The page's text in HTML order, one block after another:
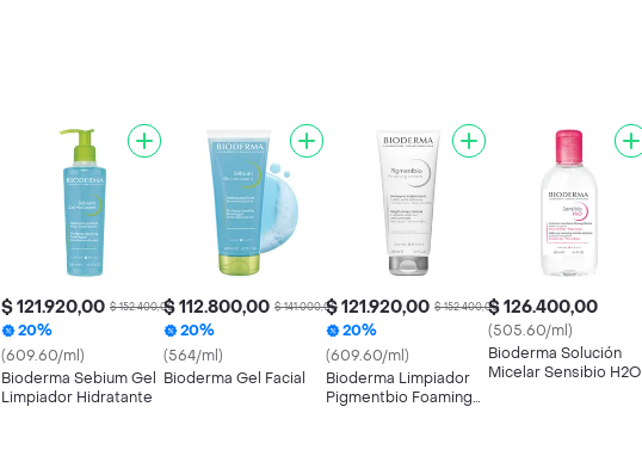
$ 121.920,00 $ 152.400,00
20%
(609.60/ml)
Bioderma Sebium Gel
Limpiador Hidratante
$ 112.800,00 $ 141.000,00
20%
(564/ml)
Bioderma Gel Facial
$ 121.920,00 $ 152.400,00
20%
(609.60/ml)
Bioderma Limpiador
Pigmentbio Foaming
$ 126.400,00
(505.60/ml)
Bioderma Solución
Micelar Sensibio H2O